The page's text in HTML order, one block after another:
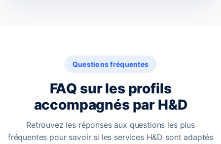
Questions fréquentes
FAQ sur les profils
accompagnés par H&D
Retrouvez les réponses aux questions les plus
fréquentes pour savoir si les services H&D sont adaptés